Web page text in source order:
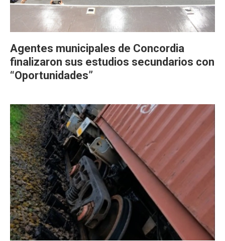
Agentes municipales de Concordia
finalizaron sus estudios secundarios con
“Oportunidades”